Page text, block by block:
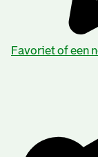
Favoriet of een